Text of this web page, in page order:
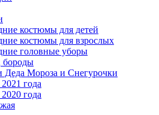
костюмы для детей
костюмы для взрослых
головные уборы
бороды
Деда Мороза и Снегурочки
года
года